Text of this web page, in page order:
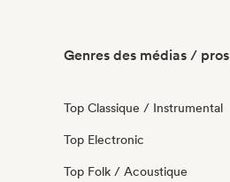
Genres des médias / pros
Top Classique / Instrumental
Top Electronic
Top Folk / Acoustique